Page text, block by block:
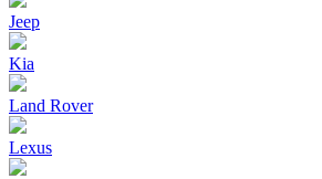
Jeep
Kia
Land Rover
Lexus